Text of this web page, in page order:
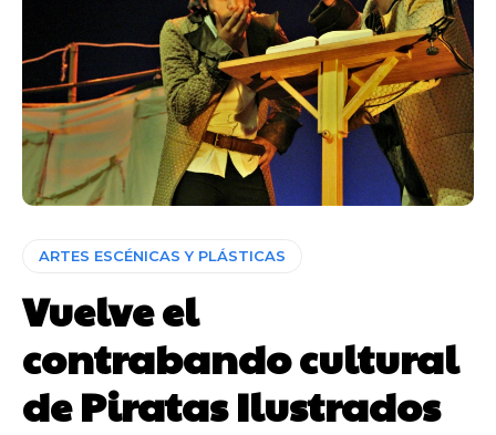
ARTES ESCÉNICAS Y PLÁSTICAS
Vuelve el
contrabando cultural
de Piratas Ilustrados